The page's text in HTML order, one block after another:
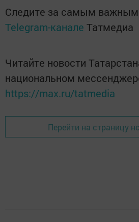
Следите за самым
Telegram-канале Татмедиа
Читайте новости
национальном
https://max.ru/tatmedia
Перейти на страницу